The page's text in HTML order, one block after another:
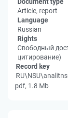
Article, report
Language
Russian
Rights
Свободный
цитирование)
Record key
pdf, 1.8 Mb